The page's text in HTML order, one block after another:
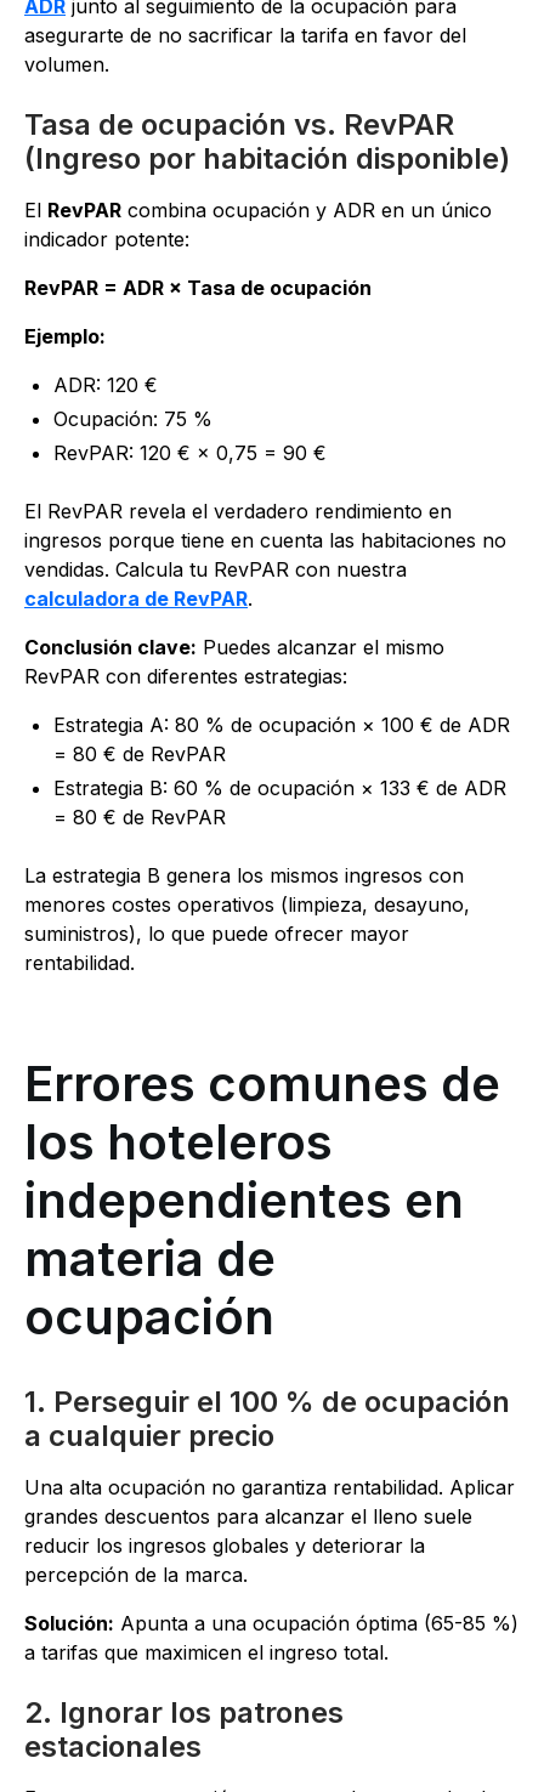
ADR junto al seguimiento de la ocupación para
asegurarte de no sacrificar la tarifa en favor del
volumen.
Tasa de ocupación vs. RevPAR
(Ingreso por habitación disponible)
El RevPAR combina ocupación y ADR en un único
indicador potente:
RevPAR = ADR × Tasa de ocupación
Ejemplo:
ADR: 120 €
Ocupación: 75 %
RevPAR: 120 € × 0,75 = 90 €
El RevPAR revela el verdadero rendimiento en
ingresos porque tiene en cuenta las habitaciones no
vendidas. Calcula tu RevPAR con nuestra
calculadora de RevPAR.
Conclusión clave: Puedes alcanzar el mismo
RevPAR con diferentes estrategias:
Estrategia A: 80 % de ocupación × 100 € de ADR
= 80 € de RevPAR
Estrategia B: 60 % de ocupación × 133 € de ADR
= 80 € de RevPAR
La estrategia B genera los mismos ingresos con
menores costes operativos (limpieza, desayuno,
suministros), lo que puede ofrecer mayor
rentabilidad.
Errores comunes de
los hoteleros
independientes en
materia de
ocupación
1. Perseguir el 100 % de ocupación
a cualquier precio
Una alta ocupación no garantiza rentabilidad. Aplicar
grandes descuentos para alcanzar el lleno suele
reducir los ingresos globales y deteriorar la
percepción de la marca.
Solución: Apunta a una ocupación óptima (65-85 %)
a tarifas que maximicen el ingreso total.
2. Ignorar los patrones
estacionales